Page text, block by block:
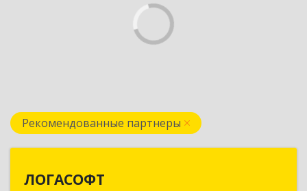
Рекомендованные партнеры
ЛОГАСОФТ